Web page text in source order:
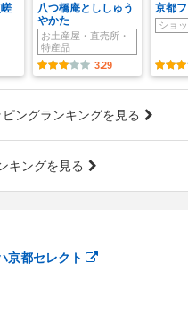
八つ橋庵とししゅう
やかた
お土産屋・直売所・
特産品
3.29
京都
ショ
ングランキングを見る
キングを見る
京都セレクト